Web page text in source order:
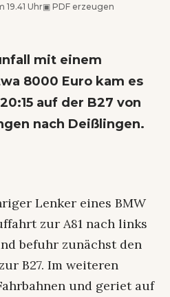
Uhr▣ PDF erzeugen
mit einem
8000 Euro kam es
auf der B27 von
nach Deißlingen.
Lenker eines BMW
zur A81 nach links
befuhr zunächst den
B27. Im weiteren
und geriet auf